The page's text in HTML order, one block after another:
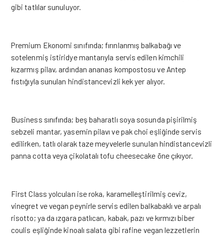
gibi tatlılar sunuluyor.
Premium Ekonomi sınıfında; fırınlanmış balkabağı ve
sotelenmiş istiridye mantarıyla servis edilen kimchili
kızarmış pilav, ardından ananas kompostosu ve Antep
fıstığıyla sunulan hindistancevizli kek yer alıyor.
Business sınıfında; beş baharatlı soya sosunda pişirilmiş
sebzeli mantar, yasemin pilavı ve pak choi eşliğinde servis
edilirken, tatlı olarak taze meyvelerle sunulan hindistancevizli
panna cotta veya çikolatalı tofu cheesecake öne çıkıyor.
First Class yolcuları ise roka, karamelleştirilmiş ceviz,
vinegret ve vegan peynirle servis edilen balkabaklı ve arpalı
risotto; ya da ızgara patlıcan, kabak, pazı ve kırmızı biber
coulis eşliğinde kinoalı salata gibi rafine vegan lezzetlerin